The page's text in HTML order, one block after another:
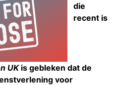
die
recent is
UKis gebleken dat de
voor